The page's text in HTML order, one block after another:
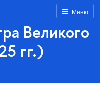
Меню
Великого
гг.)